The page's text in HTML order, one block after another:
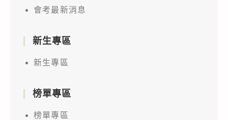
會考最新消息
新生專區
新生專區
榜單專區
榜單專區